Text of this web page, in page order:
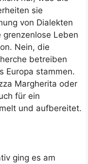
sie
von Dialekten
Leben
Nein, die
betreiben
Europa stammen.
Margherita oder
für ein
und aufbereitet.
ging es am